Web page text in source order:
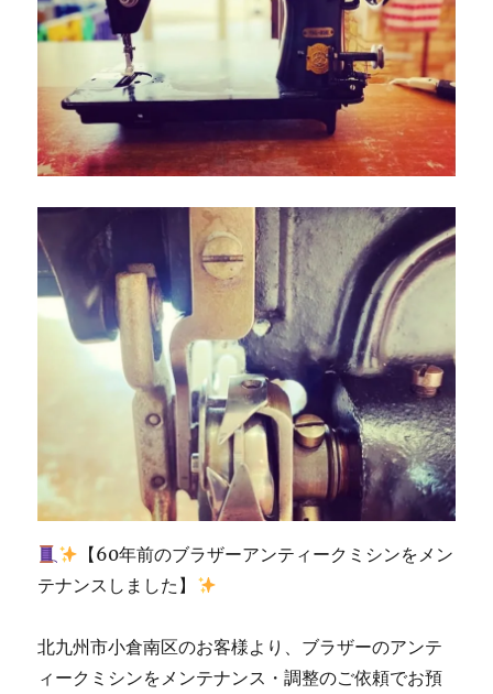
で
き
る
安
の
納
品
ポ
ト
【北
九
州
市
ミ
シ
ン
修
理・
販
売
専
「ミ
シ
ン
【60年前のブラザーアンティークミシンをメン
テナンスしました】
北九州市小倉南区のお客様より、ブラザーのアンテ
ィークミシンをメンテナンス・調整のご依頼でお預